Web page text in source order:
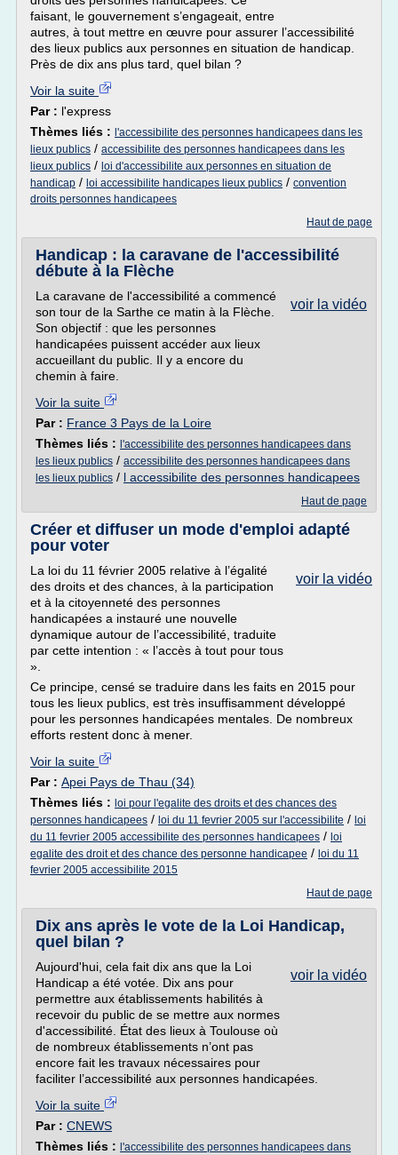
faisant, le gouvernement s’engageait, entre
autres, à tout mettre en œuvre pour assurer l’accessibilité
des lieux publics aux personnes en situation de handicap.
Près de dix ans plus tard, quel bilan ?
Voir la suite
Par : l'express
Thèmes liés : l'accessibilite des personnes handicapees dans les
lieux publics / accessibilite des personnes handicapees dans les
lieux publics / loi d'accessibilite aux personnes en situation de
handicap / loi accessibilite handicapes lieux publics / convention
droits personnes handicapees
Haut de page
Handicap : la caravane de l'accessibilité
débute à la Flèche
voir la vidéo
La caravane de l'accessibilité a commencé
son tour de la Sarthe ce matin à la Flèche.
Son objectif : que les personnes
handicapées puissent accéder aux lieux
accueillant du public. Il y a encore du
chemin à faire.
Voir la suite
Par : France 3 Pays de la Loire
Thèmes liés : l'accessibilite des personnes handicapees dans
les lieux publics / accessibilite des personnes handicapees dans
les lieux publics / l accessibilite des personnes handicapees
Haut de page
Créer et diffuser un mode d'emploi adapté
pour voter
voir la vidéo
La loi du 11 février 2005 relative à l’égalité
des droits et des chances, à la participation
et à la citoyenneté des personnes
handicapées a instauré une nouvelle
dynamique autour de l’accessibilité, traduite
par cette intention : « l’accès à tout pour tous
».
Ce principe, censé se traduire dans les faits en 2015 pour
tous les lieux publics, est très insuffisamment développé
pour les personnes handicapées mentales. De nombreux
efforts restent donc à mener.
Voir la suite
Par : Apei Pays de Thau (34)
Thèmes liés : loi pour l'egalite des droits et des chances des
personnes handicapees / loi du 11 fevrier 2005 sur l'accessibilite / loi
du 11 fevrier 2005 accessibilite des personnes handicapees / loi
egalite des droit et des chance des personne handicapee / loi du 11
fevrier 2005 accessibilite 2015
Haut de page
Dix ans après le vote de la Loi Handicap,
quel bilan ?
voir la vidéo
Aujourd'hui, cela fait dix ans que la Loi
Handicap a été votée. Dix ans pour
permettre aux établissements habilités à
recevoir du public de se mettre aux normes
d'accessibilité. État des lieux à Toulouse où
de nombreux établissements n’ont pas
encore fait les travaux nécessaires pour
faciliter l’accessibilité aux personnes handicapées.
Voir la suite
Par : CNEWS
Thèmes liés : l'accessibilite des personnes handicapees dans